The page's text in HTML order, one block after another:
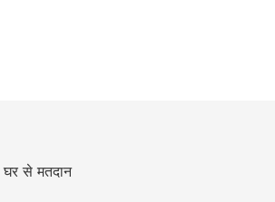
घर से मतदान